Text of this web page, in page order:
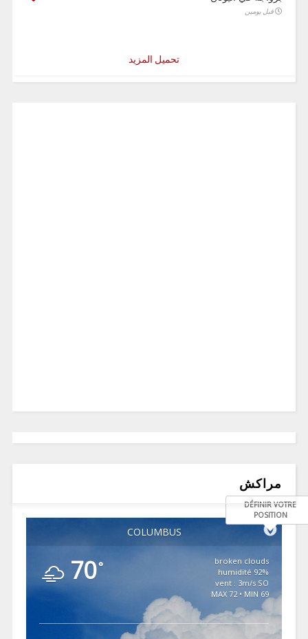
قبل يومين
تحميل المزيد
مراكش
COLUMBUS
DÉFINIR VOTRE
POSITION
70°
broken clouds
92% humidité
vent : 3m/s SO
MAX 72 • MIN 69